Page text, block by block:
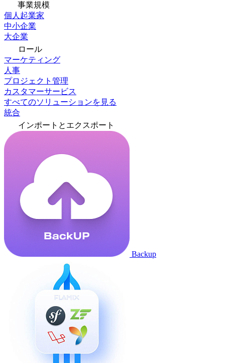
事業規模
個人起業家
中小企業
大企業
ロール
マーケティング
人事
プロジェクト管理
カスタマーサービス
すべてのソリューションを見る
統合
インポートとエクスポート
Backup